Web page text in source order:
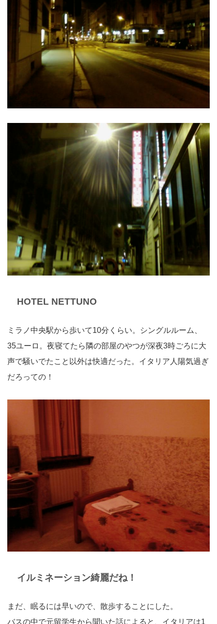
HOTEL NETTUNO
ミラノ中央駅から歩いて10分くらい。シングルルーム、
35ユーロ。夜寝てたら隣の部屋のやつが深夜3時ごろに大
声で騒いでたこと以外は快適だった。イタリア人陽気過ぎ
だろっての！
イルミネーション綺麗だね！
まだ、眠るには早いので、散歩することにした。
バスの中で元留学生から聞いた話によると、イタリアは1